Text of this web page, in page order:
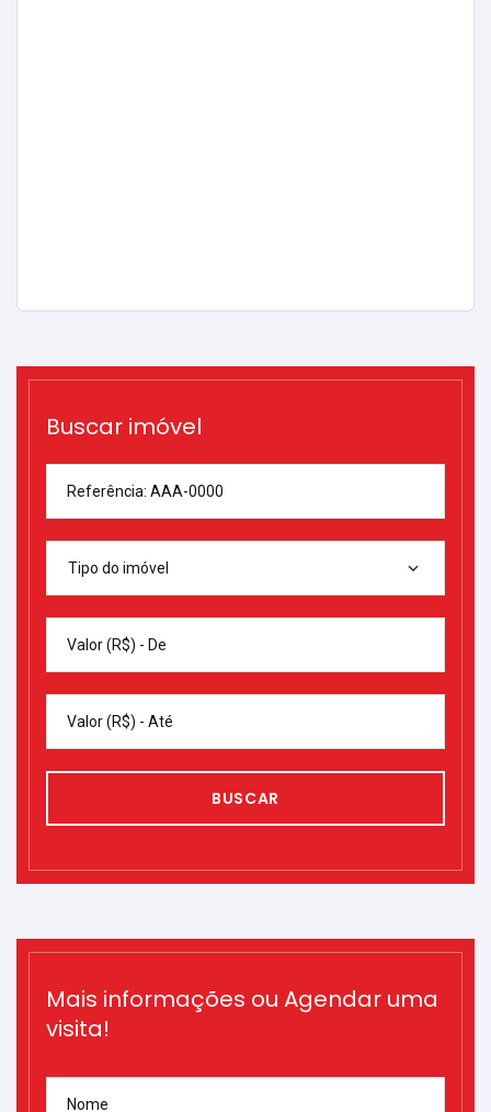
Buscar imóvel
Referência: AAA-0000
Tipo do imóvel
Valor (R$) - De
Valor (R$) - Até
BUSCAR
Mais informações ou Agendar uma
visita!
Nome